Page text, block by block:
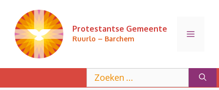
inhoud
Protestantse Gemeente
Ruurlo – Barchem
Menu
naar: